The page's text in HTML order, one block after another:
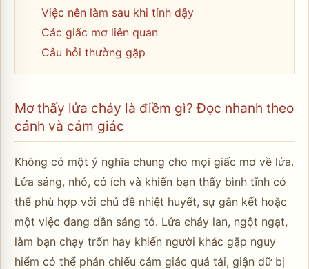
Việc nên làm sau khi tỉnh dậy
Các giấc mơ liên quan
Câu hỏi thường gặp
Mơ thấy lửa cháy là điềm gì? Đọc nhanh theo
cảnh và cảm giác
Không có một ý nghĩa chung cho mọi giấc mơ về lửa.
Lửa sáng, nhỏ, có ích và khiến bạn thấy bình tĩnh có
thể phù hợp với chủ đề nhiệt huyết, sự gắn kết hoặc
một việc đang dần sáng tỏ. Lửa cháy lan, ngột ngạt,
làm bạn chạy trốn hay khiến người khác gặp nguy
hiểm có thể phản chiếu cảm giác quá tải, giận dữ bị